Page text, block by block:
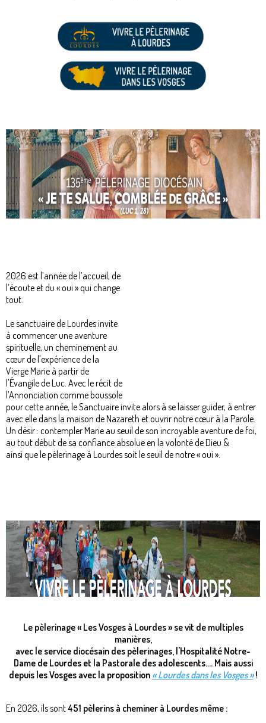
2026 est l’année de l’accueil, de
l’écoute et du « oui » qui change
tout.
Le sanctuaire de Lourdes invite
à commencer une aventure
spirituelle, un cheminement au
cœur de l'expérience de la
Vierge Marie à partir de
l'Évangile de Luc. Avec le récit de
l’Annonciation comme boussole
pour cette année, le Sanctuaire invite alors à se laisser guider, à entrer
avec elle dans la maison de Nazareth et ouvrir notre cœur à la Parole.
Un désir : contempler Marie au seuil de son incroyable aventure de foi,
au tout début de sa confiance absolue en la volonté de Dieu &
ainsi que le pèlerinage à Lourdes soit le seuil de notre « oui ».
Le pèlerinage « Les Vosges à Lourdes » se vit de multiples
manières,
avec le service diocésain des pèlerinages, l'Hospitalité Notre-
Dame de Lourdes et la Pastorale des adolescents.... Mais aussi
depuis les Vosges avec la proposition « Lourdes dans les Vosges »!
En 2026, ils sont451 pèlerins à cheminer à Lourdes même :